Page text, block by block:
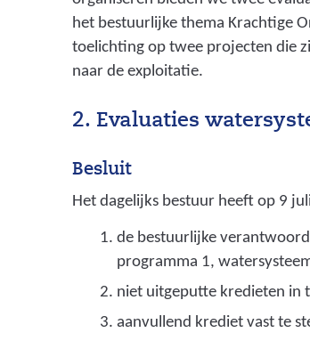
het bestuurlijke thema Krachtige
toelichting op twee projecten die
naar de exploitatie.
2. Evaluaties
Besluit
Het dagelijks bestuur heeft op 9
de bestuurlijke
programma 1,
niet uitgeputte kredieten in
aanvullend krediet vast te